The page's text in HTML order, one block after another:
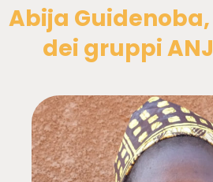
Abija Guidenoba,
dei gruppiANJ